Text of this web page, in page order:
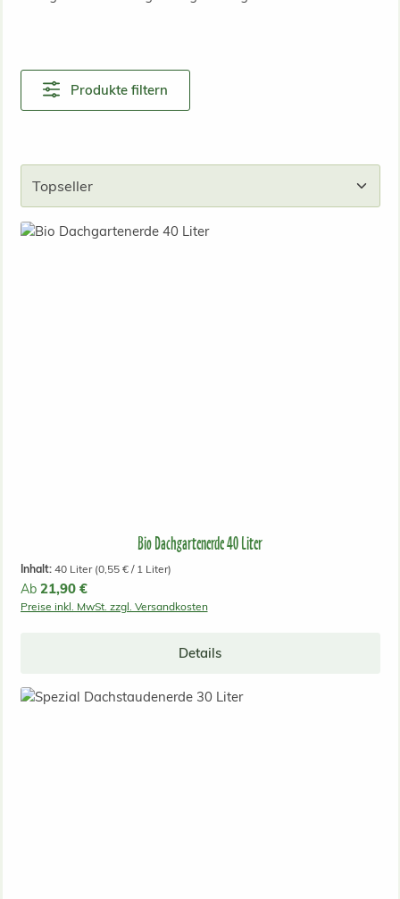
Produkte filtern
Bio Dachgartenerde 40 Liter
Inhalt: 40 Liter (0,55 € / 1 Liter)
Regulärer Preis:
Ab 21,90 €
Preise inkl. MwSt. zzgl. Versandkosten
Details